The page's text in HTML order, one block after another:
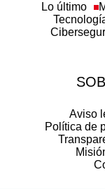
Lo último
Aviso
Política de